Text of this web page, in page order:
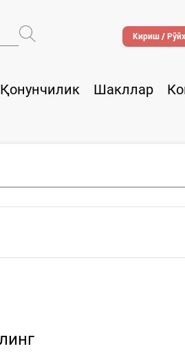
Кириш /
Қонунчилик Шакллар